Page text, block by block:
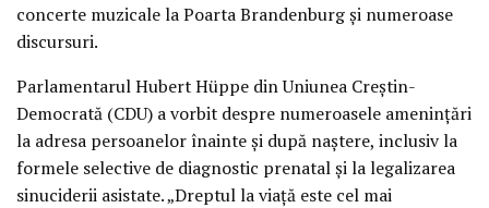
concerte muzicale la Poarta Brandenburg și numeroase
discursuri.
Parlamentarul Hubert Hüppe din Uniunea Creștin-
Democrată (CDU) a vorbit despre numeroasele amenințări
la adresa persoanelor înainte și după naștere, inclusiv la
formele selective de diagnostic prenatal și la legalizarea
sinuciderii asistate. „Dreptul la viață este cel mai